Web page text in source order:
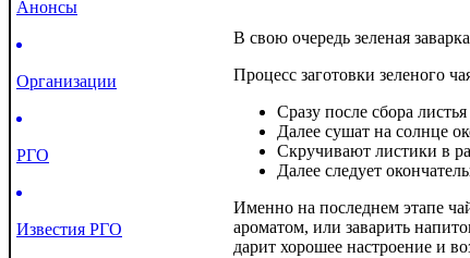
Анонсы
Организации
РГО
Известия РГО
В свою очередь зеленая
Процесс заготовки зеленого
Сразу после сбора
Далее сушат на солнце
Скручивают листики в
Далее следует
Именно на последнем этапе
ароматом, или заварить
дарит хорошее настроение и